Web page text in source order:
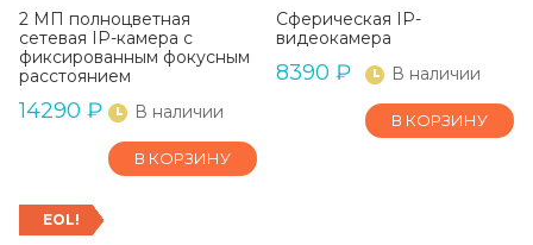
2 МП полноцветная
сетевая IP-камера с
фиксированным фокусным
расстоянием
14290 ₽ В наличии
В КОРЗИНУ
Сферическая IP-
видеокамера
8390 ₽ В наличии
В КОРЗИНУ
EOL!